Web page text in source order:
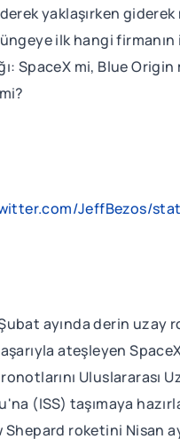
yaklaşırken giderek
ilk hangi firmanın
SpaceX mi, Blue
JeffBezos/
ayında derin uzay
ateşleyen
Uluslararası
(ISS) taşımaya
Shepard roketini Nisan